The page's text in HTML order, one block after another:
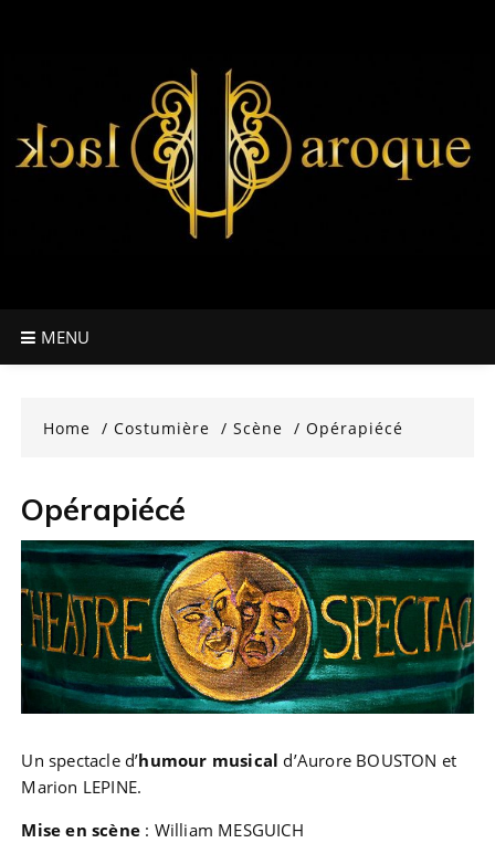
MENU
Home Costumière Scène Opérapiécé
Opérapiécé
Un spectacle d’humour musical d’Aurore BOUSTON et
Marion LEPINE.
Mise en scène : William MESGUICH